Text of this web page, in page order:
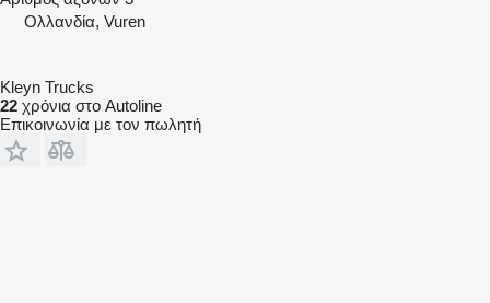
Ολλανδία, Vuren
Kleyn Trucks
22 χρόνια στο Autoline
Επικοινωνία με τον πωλητή